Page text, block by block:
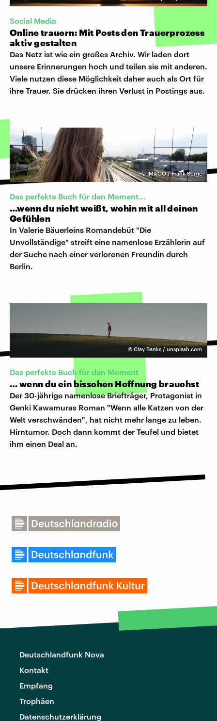
Social Media
Online trauern: Mit Posts den Trauerprozess
aktiv gestalten
Das Netz ist wie ein großes Archiv. Wir laden dort
unsere Erinnerungen hoch und teilen sie mit anderen.
Viele nutzen diese Möglichkeit daher auch als Ort für
ihre Trauer. Sie drücken ihren Verlust in Postings aus.
©IMAGO / Frank Sorge
Das perfekte Buch für den Moment...
…wenn du nicht weißt, wohin mit all deinen
Gefühlen
In Valerie Bäuerleins Romandebüt "Die
Unvollständige" streift eine namenlose Erzählerin auf
der Suche nach einer verlorenen Freundin durch
Berlin.
© Clay Banks / unsplash.com
Das perfekte Buch für den Moment
… wenn du ein bisschen Hoffnung brauchst
Der 30-jährige namenlose Briefträger, Protagonist in
Genki Kawamuras Roman "Wenn alle Katzen von der
Welt verschwänden", hat nicht mehr lange zu leben.
Hirntumor. Doch dann kommt der Teufel und bietet
ihm einen Deal an.
Deutschlandfunk Nova
Kontakt
Empfang
Trophäen
Datenschutzerklärung